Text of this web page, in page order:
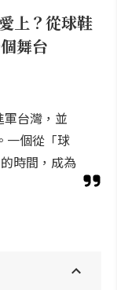
上？從球鞋
舞台
軍台灣，並
一個從「球
時間，成為